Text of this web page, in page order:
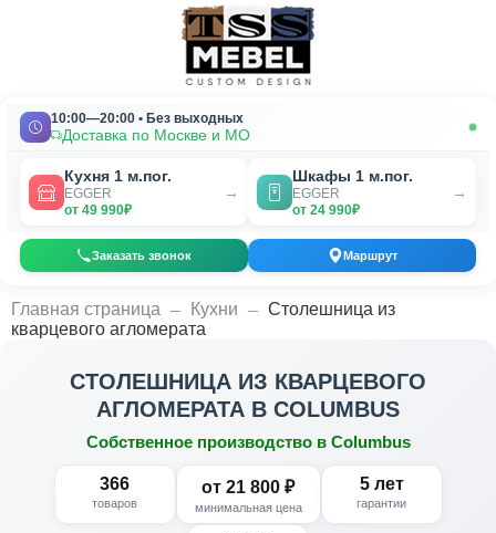
10:00—20:00 • Без выходных
Доставка по Москве и МО
Кухня 1 м.пог.
EGGER
от 49 990₽
→
Шкафы 1 м.пог.
EGGER
от 24 990₽
→
Заказать звонок Маршрут
Главная страница Кухни
Столешница из
кварцевого агломерата
СТОЛЕШНИЦА ИЗ КВАРЦЕВОГО
АГЛОМЕРАТА В COLUMBUS
Собственное производство в Columbus
366
товаров
от 21 800 ₽
минимальная цена
5 лет
гарантии